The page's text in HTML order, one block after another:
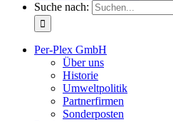
Suche nach:
Per-Plex GmbH
Über uns
Historie
Umweltpolitik
Partnerfirmen
Sonderposten